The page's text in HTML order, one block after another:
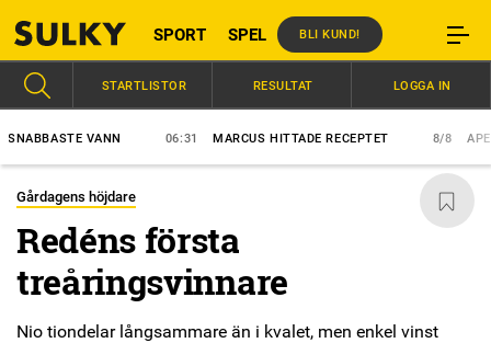
SPORT SPEL BLI KUND!
VANN MARCUS HITTADE RECEPTET APEX
STARTLISTOR RESULTAT LOGGA IN
Gårdagens höjdare
Redéns första
treåringsvinnare
Nio tiondelar långsammare än i kvalet, men enkel vinst